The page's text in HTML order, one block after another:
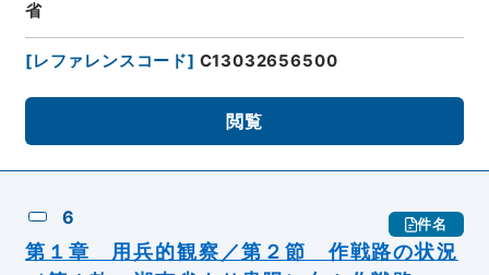
省
[レファレンスコード] C13032656500
閲覧
6 件名
第１章 用兵的観察／第２節 作戦路の状況